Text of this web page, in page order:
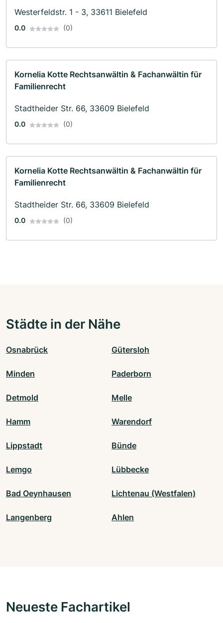
Westerfeldstr. 1 - 3, 33611 Bielefeld
0.0 (0)
Kornelia Kotte Rechtsanwältin & Fachanwältin für
Familienrecht
Stadtheider Str. 66, 33609 Bielefeld
0.0 (0)
Kornelia Kotte Rechtsanwältin & Fachanwältin für
Familienrecht
Stadtheider Str. 66, 33609 Bielefeld
0.0 (0)
Städte in der Nähe
Osnabrück Gütersloh
Minden Paderborn
Detmold Melle
Hamm Warendorf
Lippstadt Bünde
Lemgo Lübbecke
Bad Oeynhausen Lichtenau (Westfalen)
Langenberg Ahlen
Neueste Fachartikel